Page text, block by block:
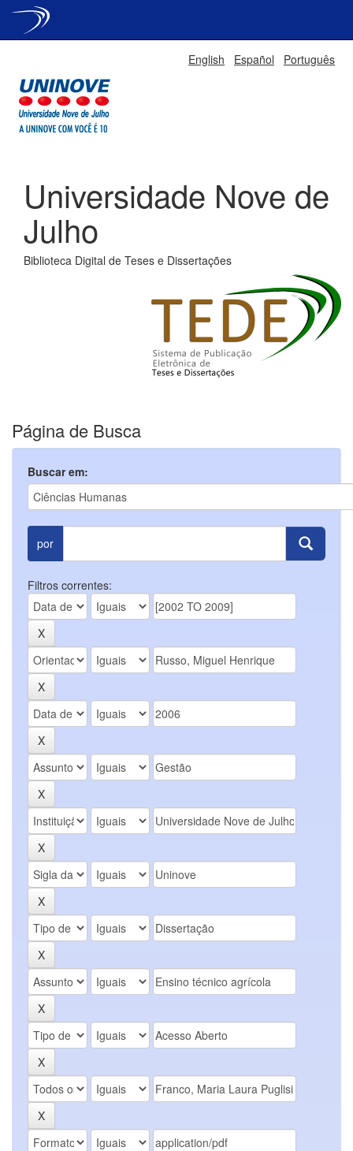
English Español Português
Universidade Nove de
Julho
Biblioteca Digital de Teses e Dissertações
Página de Busca
Buscar em:
por
Filtros correntes: